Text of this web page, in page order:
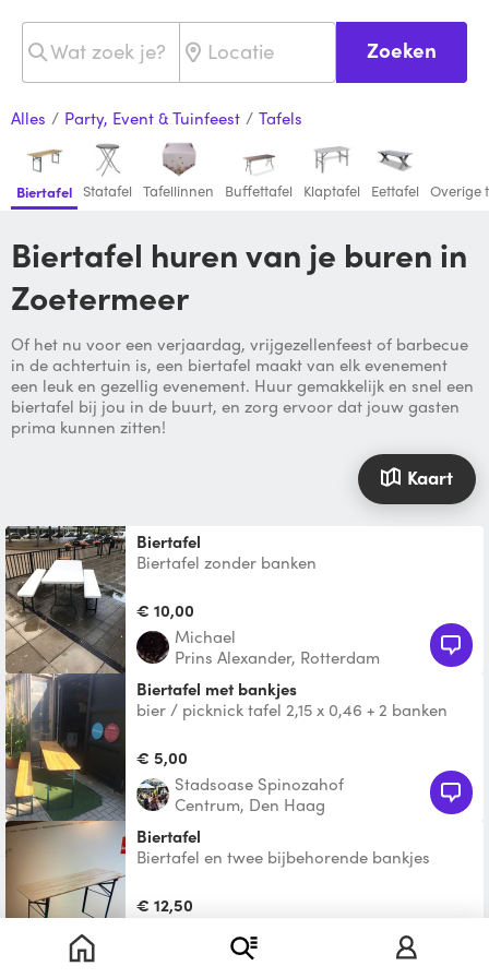
Zoeken
Alles / Party, Event & Tuinfeest / Tafels
Biertafel Statafel Tafellinnen Buffettafel Klaptafel Eettafel Overige
Biertafel huren van je buren in
Zoetermeer
Of het nu voor een verjaardag, vrijgezellenfeest of barbecue
in de achtertuin is, een biertafel maakt van elk evenement
een leuk en gezellig evenement. Huur gemakkelijk en snel een
biertafel bij jou in de buurt, en zorg ervoor dat jouw gasten
prima kunnen zitten!
Kaart
Biertafel
Biertafel zonder banken
€ 10,00
Michael
Prins Alexander, Rotterdam
biertafel met bankjes
bier / picknick tafel 2,15 x 0,46 + 2 banken
/ picknick
€ 5,00
Stadsoase Spinozahof
Centrum, Den Haag
Biertafel
Biertafel en twee bijbehorende bankjes
€ 12,50
Kralingen-Crooswijk, Rotterdam